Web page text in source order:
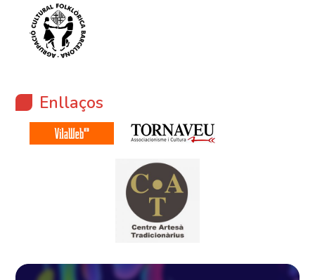
Enllaços